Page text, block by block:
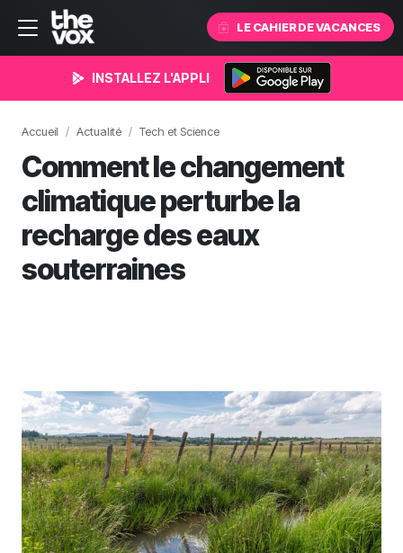
LE CAHIER DE VACANCES
INSTALLEZ L'APPLI
Accueil Actualité Tech et Science
Comment le changement
climatique perturbe la
recharge des eaux
souterraines